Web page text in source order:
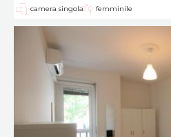
camera singola femminile